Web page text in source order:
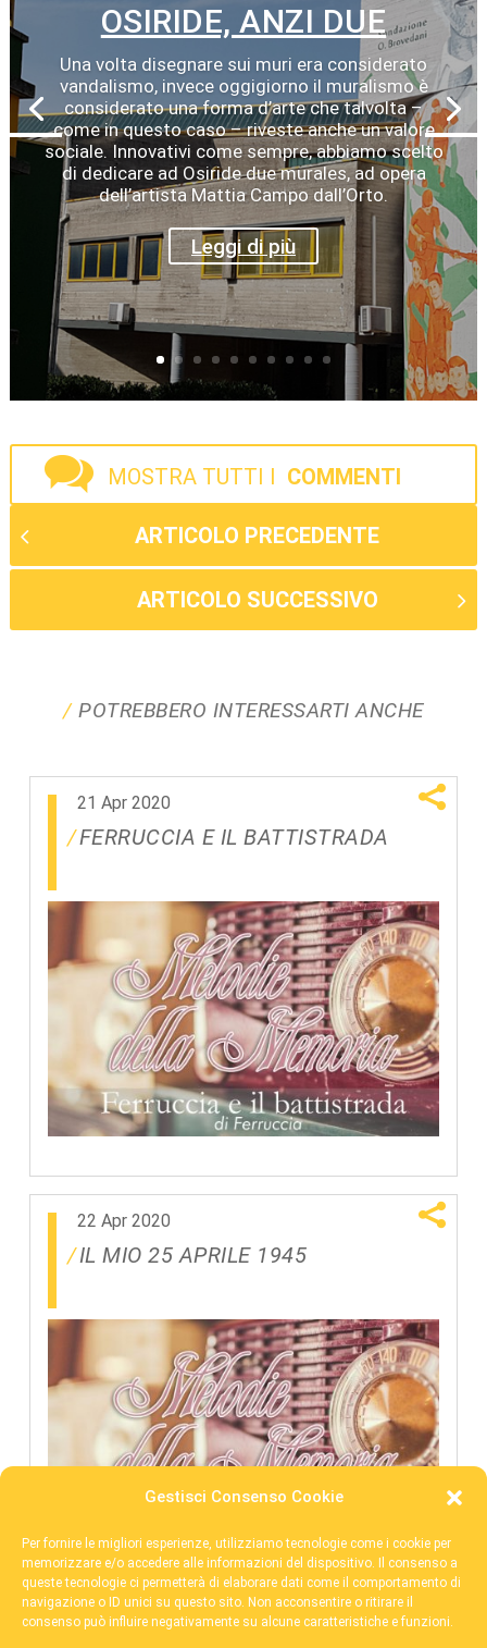
Gestisci Consenso Cookie
Per fornire le migliori esperienze, utilizziamo tecnologie come i cookie per
memorizzare e/o accedere alle informazioni del dispositivo. Il consenso a
queste tecnologie ci permetterà di elaborare dati come il comportamento di
navigazione o ID unici su questo sito. Non acconsentire o ritirare il
consenso può influire negativamente su alcune caratteristiche e funzioni.
OSIRIDE, ANZI DUE
Una volta disegnare sui muri era considerato
vandalismo, invece oggigiorno il muralismo è
considerato una forma d’arte che talvolta –
come in questo caso – riveste anche un valore
sociale. Innovativi come sempre, abbiamo scelto
di dedicare ad Osiride due murales, ad opera
dell’artista Mattia Campo dall’Orto.
Leggi di più
MOSTRA TUTTI I COMMENTI
ARTICOLO PRECEDENTE
ARTICOLO SUCCESSIVO
POTREBBERO INTERESSARTI ANCHE
21 Apr 2020
FERRUCCIA E IL BATTISTRADA
22 Apr 2020
IL MIO 25 APRILE 1945